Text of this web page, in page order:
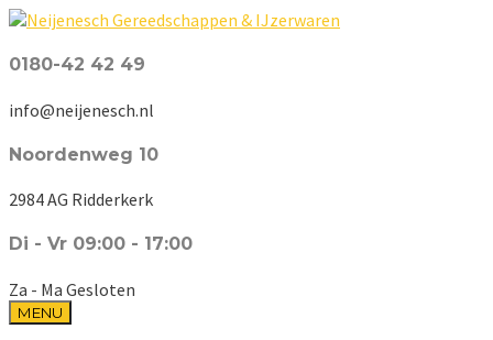
0180-42 42 49
info@neijenesch.nl
Noordenweg 10
2984 AG Ridderkerk
Di - Vr 09:00 - 17:00
Za - Ma Gesloten
MENU